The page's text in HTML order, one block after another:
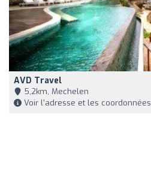
AVD Travel
5,2km, Mechelen
Voir l'adresse et les coordonnées